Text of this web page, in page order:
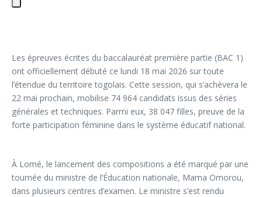
Les épreuves écrites du baccalauréat première partie (BAC 1)
ont officiellement débuté ce lundi 18 mai 2026 sur toute
l’étendue du territoire togolais. Cette session, qui s’achèvera le
22 mai prochain, mobilise 74 964 candidats issus des séries
générales et techniques. Parmi eux, 38 047 filles, preuve de la
forte participation féminine dans le système éducatif national.
À Lomé, le lancement des compositions a été marqué par une
tournée du ministre de l’Éducation nationale, Mama Omorou,
dans plusieurs centres d’examen. Le ministre s’est rendu